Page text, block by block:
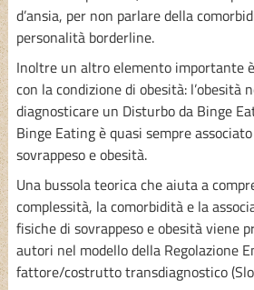
d’ansia, per non parlare della
personalità borderline.
Inoltre un altro elemento importante
con la condizione di obesità: l’obesità
diagnosticare un Disturbo da Binge
Binge Eating è quasi sempre
sovrappeso e obesità.
Una bussola teorica che aiuta a
complessità, la comorbidità e la
fisiche di sovrappeso e obesità viene
autori nel modello della Regolazione
fattore/costrutto transdiagnostico